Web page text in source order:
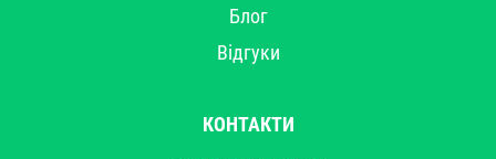
Блог
Відгуки
КОНТАКТИ